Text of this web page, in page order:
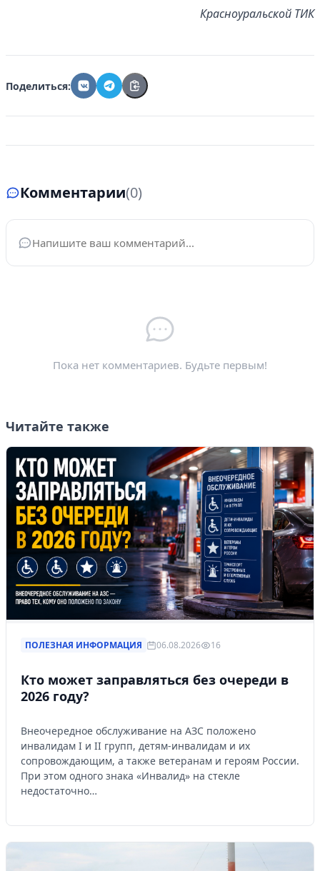
Красноуральской ТИК
Поделиться:
Комментарии(0)
Ваше имя*
Пока нет комментариев. Будьте первым!
Читайте также
ПОЛЕЗНАЯ ИНФОРМАЦИЯ 06.08.2026 16
Кто может заправляться без очереди в
2026 году?
Внеочередное обслуживание на АЗС положено
инвалидам I и II групп, детям-инвалидам и их
сопровождающим, а также ветеранам и героям России.
При этом одного знака «Инвалид» на стекле
недостаточно…